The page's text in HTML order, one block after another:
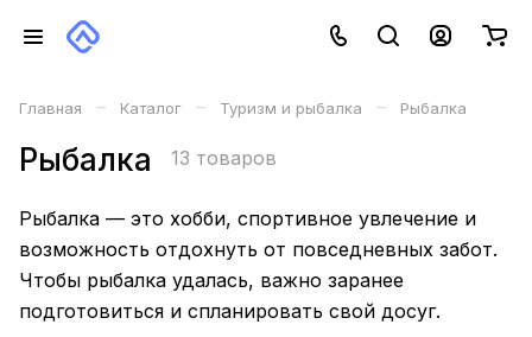
Главная – Каталог – Туризм и рыбалка – Рыбалка
Рыбалка 13 товаров
Рыбалка — это хобби, спортивное увлечение и
возможность отдохнуть от повседневных забот.
Чтобы рыбалка удалась, важно заранее
подготовиться и спланировать свой досуг.